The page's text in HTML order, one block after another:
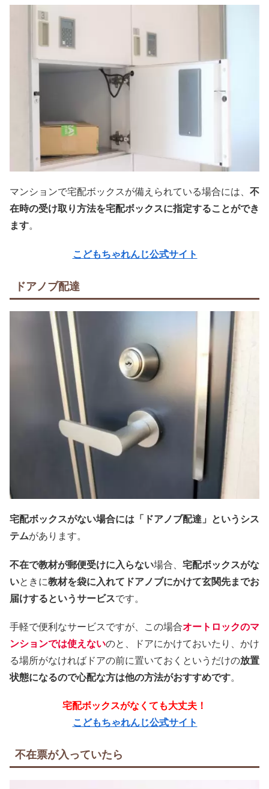
マンションで宅配ボックスが備えられている場合には、 不
在時の受け取り方法を宅配ボックスに指定することができ
ます。
こどもちゃれんじ公式サイト
ドアノブ配達
宅配ボックスがない場合には「ドアノブ配達」というシス
テムがあります。
不在で教材が郵便受けに入らない場合、 宅配ボックスがな
いときに教材を袋に入れてドアノブにかけて玄関先までお
届けするというサービスです。
手軽で便利なサービスですが、この場合オートロックのマ
ンションでは使えないのと、ドアにかけておいたり、かけ
る場所がなければドアの前に置いておくというだけの放置
状態になるので心配な方は他の方法がおすすめです。
宅配ボックスがなくても大丈夫！
こどもちゃれんじ公式サイト
不在票が入っていたら